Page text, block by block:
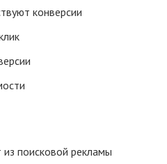
конверсии
из поисковой рекламы